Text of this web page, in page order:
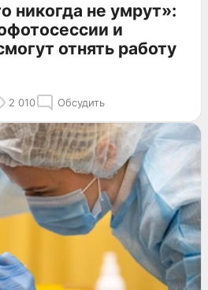
никогда не умрут»:
и
отнять работу
2 010 Обсудить